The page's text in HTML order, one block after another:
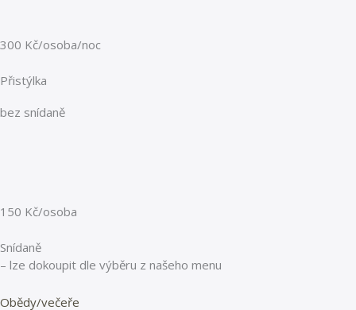
300 Kč/osoba/noc
Přistýlka
bez snídaně
150 Kč/osoba
Snídaně
– lze dokoupit dle výběru z našeho menu
Obědy/večeře